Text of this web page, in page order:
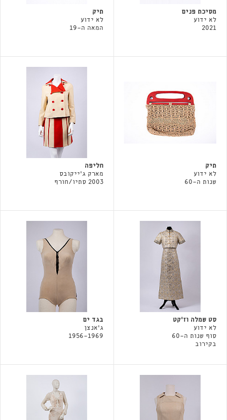
מסיכת פנים
לא ידוע
2021
תיק
לא ידוע
המאה ה-19
תיק
לא ידוע
שנות ה-60
חליפה
מארק ג'ייקובס
2003 סתיו/חורף
סט שמלה וז׳קט
לא ידוע
סוף שנות ה-60
בקירוב
בגד ים
ג׳אנצן
1956-1969